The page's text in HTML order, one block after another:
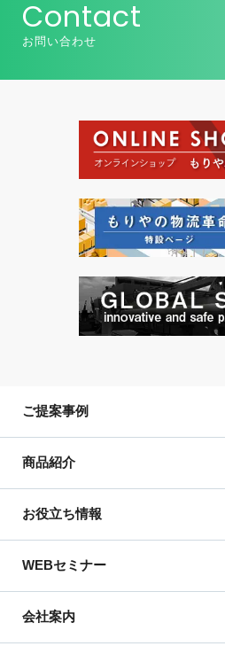
Contact
お問い合わせ
ご提案事例
商品紹介
お役立ち情報
WEBセミナー
会社案内